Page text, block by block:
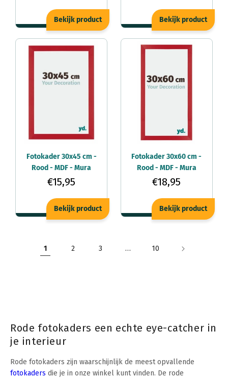
Bekijk product Bekijk product
Fotokader 30x45 cm -
Rood - MDF - Mura
€15,95
Bekijk product
Fotokader 30x60 cm -
Rood - MDF - Mura
€18,95
Bekijk product
1 2 3 … 10
Rode fotokaders een echte eye-catcher in
je interieur
Rode fotokaders zijn waarschijnlijk de meest opvallende
fotokaders die je in onze winkel kunt vinden. De rode